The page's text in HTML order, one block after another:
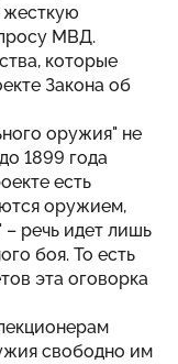
жесткую
МВД.
которые
Закона об
оружия" не
1899 года
есть
оружием,
речь идет лишь
боя. То есть
эта оговорка
свободно им